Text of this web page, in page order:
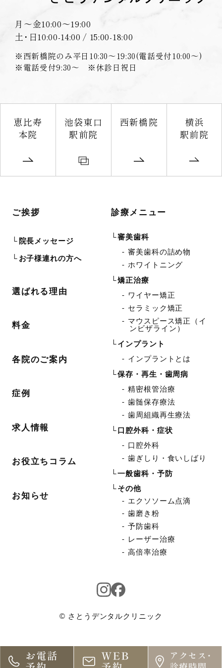
月〜金10:00〜19:00
土･日10:00-14:00 / 15:00-18:00
※西新橋院のみ平日10:30〜19:30(電話受付10:00〜)
※電話受付9:30〜 ※休診日祝日
恵比寿
本院
池袋東口
駅前院
西新橋院
横浜
駅前院
ご挨拶
院長メッセージ
お子様連れの方へ
選ばれる理由
料金
各院のご案内
症例
求人情報
お役立ちコラム
お知らせ
診療メニュー
審美歯科
審美歯科の詰め物
ホワイトニング
矯正治療
ワイヤー矯正
セラミック矯正
マウスピース矯正（イ
ンビザライン）
インプラント
インプラントとは
保存・再生・歯周病
精密根管治療
歯髄保存療法
歯周組織再生療法
口腔外科・症状
口腔外科
歯ぎしり・食いしばり
一般歯科・予防
その他
エクソソーム点滴
歯磨き粉
予防歯科
レーザー治療
高倍率治療
© さとうデンタルクリニック